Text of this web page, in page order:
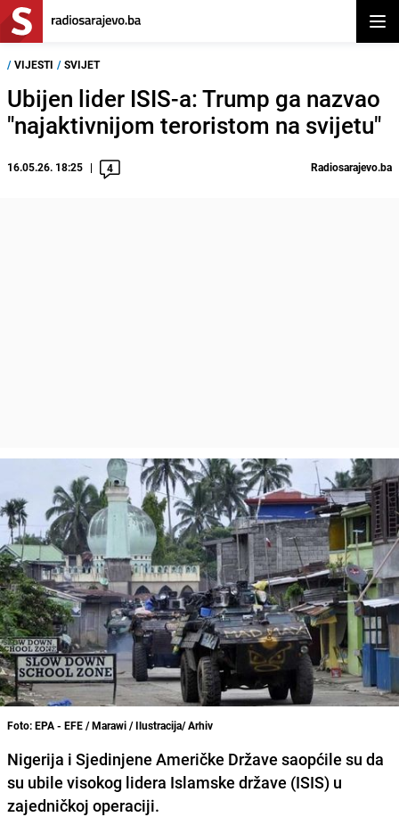
/ VIJESTI / SVIJET
Ubijen lider ISIS-a: Trump ga nazvao
"najaktivnijom teroristom na svijetu"
16.05.26. 18:25 4 Radiosarajevo.ba
Foto: EPA - EFE / Marawi / Ilustracija/ Arhiv
Nigerija i Sjedinjene Američke Države saopćile su da
su ubile visokog lidera Islamske države (ISIS) u
zajedničkoj operaciji.